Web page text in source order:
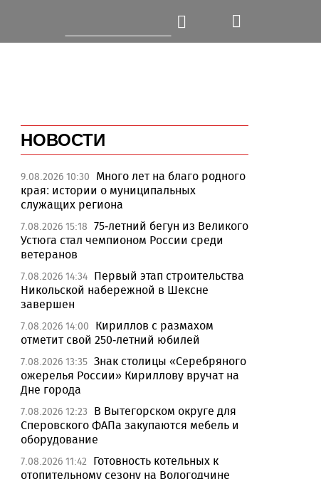
НОВОСТИ
9.08.2026 10:30
Много лет на благо родного
края: истории о муниципальных
служащих региона
7.08.2026 15:18 75-летний бегун из Великого
Устюга стал чемпионом России среди
ветеранов
7.08.2026 14:34 Первый этап строительства
Никольской набережной в Шексне
завершен
7.08.2026 14:00
Кириллов с размахом
отметит свой 250-летний юбилей
7.08.2026 13:35 Знак столицы «Серебряного
ожерелья России» Кириллову вручат на
Дне города
7.08.2026 12:23
В Вытегорском округе для
Сперовского ФАПа закупаются мебель и
оборудование
7.08.2026 11:42
Готовность котельных к
отопительному сезону на Вологодчине